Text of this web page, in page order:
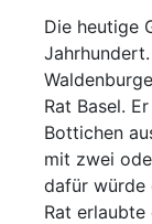
Die heutige
Rat Basel.
Bottichen
mit zwei
dafür würde
Rat